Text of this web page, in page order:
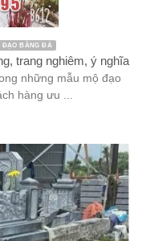
ĐẠO BẰNG ĐÁ
trang nghiêm, ý nghĩa
những mẫu mộ đạo
hàng ưu ...